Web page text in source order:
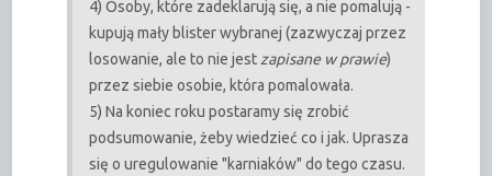
4) Osoby, które zadeklarują się, a nie pomalują -
kupują mały blister wybranej (zazwyczaj przez
losowanie, ale to nie jest zapisane w prawie)
przez siebie osobie, która pomalowała.
5) Na koniec roku postaramy się zrobić
podsumowanie, żeby wiedzieć co i jak. Uprasza
się o uregulowanie "karniaków" do tego czasu.